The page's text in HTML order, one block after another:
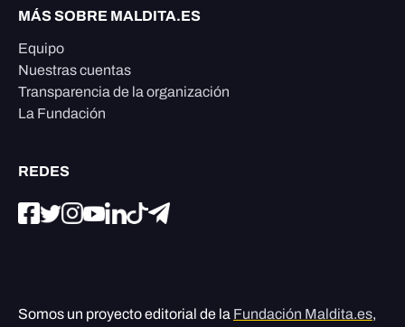
MÁS SOBRE MALDITA.ES
Equipo
Nuestras cuentas
Transparencia de la organización
La Fundación
REDES
Somos un proyecto editorial de la Fundación Maldita.es,